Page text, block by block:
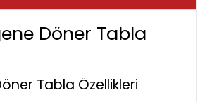
Döner Tabla
Tabla Özellikleri